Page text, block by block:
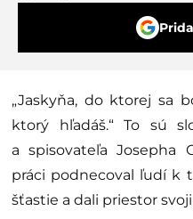
„Jaskyňa, do ktorej sa
ktorý hľadáš.“ To sú
a spisovateľa Josepha
práci podnecoval ľudí k
šťastie a dali priestor